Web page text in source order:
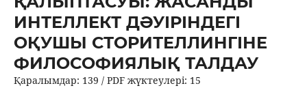
ИНТЕЛЛЕКТ ДӘУІРІНДЕГІ
ОҚУШЫ СТОРИТЕЛЛИНГІНЕ
ФИЛОСОФИЯЛЫҚ ТАЛДАУ
Қаралымдар: 139 / PDF жүктеулері: 15